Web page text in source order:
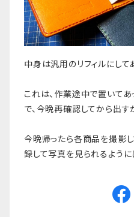
中身は汎用のリフィルにして
これは、作業途中で置いて
で、今晩再確認してから出す
今晩帰ったら各商品を撮影
録して写真を見られるように